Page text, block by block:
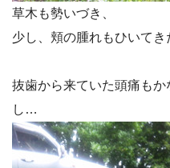
草木も勢いづき、
少し、頬の腫れもひいて
抜歯から来ていた頭痛も
し…